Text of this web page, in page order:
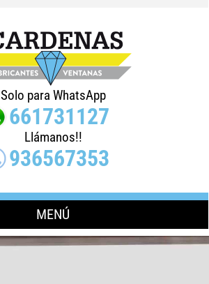
Solo para WhatsApp
661731127
Llámanos!!
936567353
MENÚ